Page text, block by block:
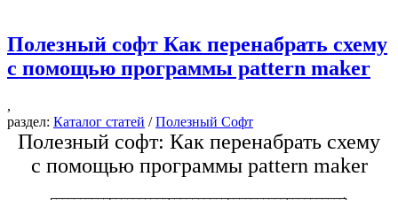
Полезный софт Как перенабрать схему
с помощью программы pattern maker
,
раздел: Каталог статей /Полезный Софт
Полезный софт: Как перенабрать схему
с помощью программы pattern maker